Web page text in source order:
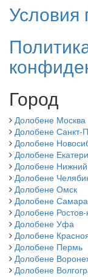
Условия
Город
Долобене Москва
Долобене Санкт-
Долобене
Долобене
Долобене
Долобене
Долобене Омск
Долобене Самара
Долобене
Долобене Уфа
Долобене
Долобене Пермь
Долобене
Долобене